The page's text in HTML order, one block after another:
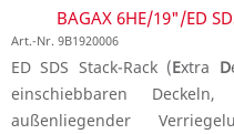
BAGAX 6HE/19"/ED
Art.-Nr. 9B1920006
ED SDS Stack-Rack (Extra D
einschiebbaren
außenliegender